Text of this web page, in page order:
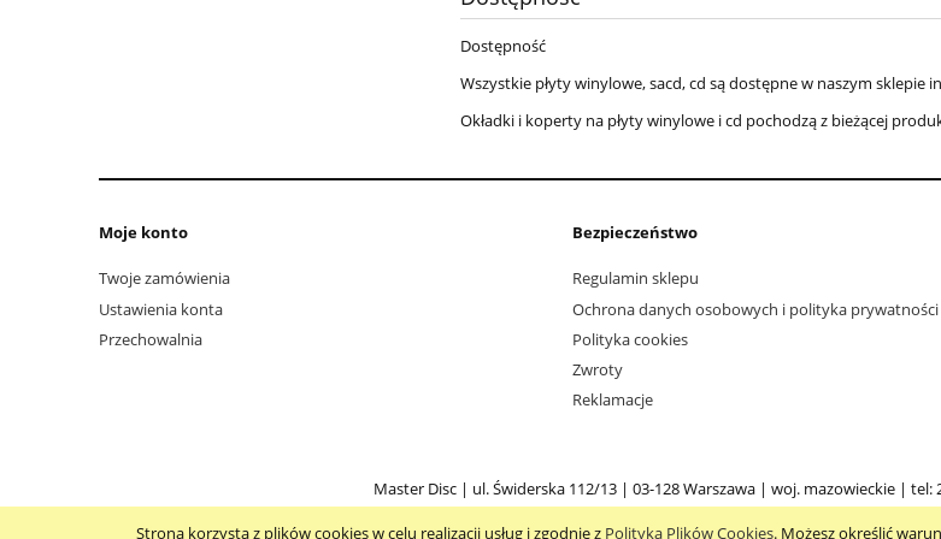
Strona korzysta z plików cookies w celu realizacji usług i zgodnie z Polityką Plików Cookies. Możesz określić
Dostępność
Wszystkie płyty winylowe, sacd, cd są dostępne w naszym
Okładki i koperty na płyty winylowe i cd pochodzą z bieżącej
Moje konto
Twoje zamówienia
Ustawienia konta
Przechowalnia
Bezpieczeństwo
Regulamin sklepu
Ochrona danych osobowych i polityka prywatności
Polityka cookies
Zwroty
Reklamacje
Master Disc | ul. Świderska 112/13 | 03-128 Warszawa | woj. mazowieckie | tel: